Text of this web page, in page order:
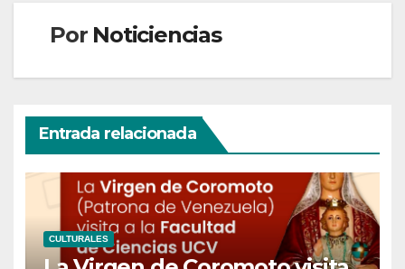
Por Noticiencias
Entrada relacionada
CULTURALES